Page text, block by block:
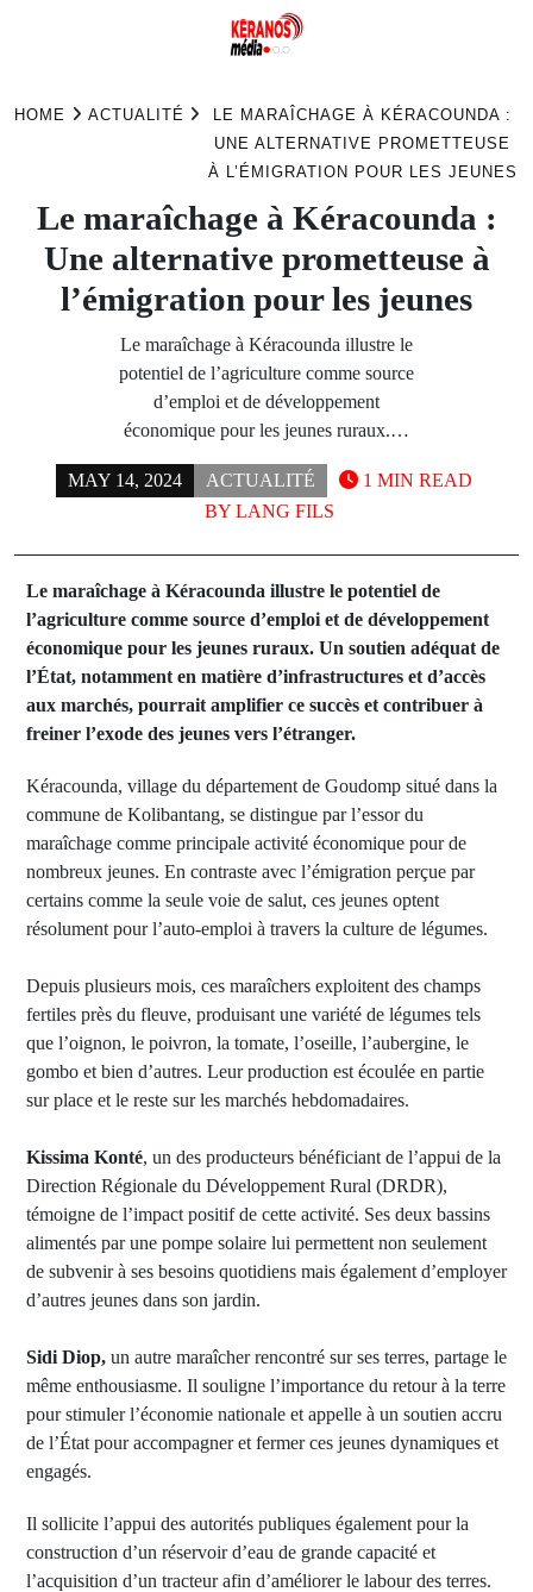
HOME ACTUALITÉ
LE MARAÎCHAGE À KÉRACOUNDA :
UNE ALTERNATIVE PROMETTEUSE
À L’ÉMIGRATION POUR LES JEUNES
Le maraîchage à Kéracounda :
Une alternative prometteuse à
l’émigration pour les jeunes
Le maraîchage à Kéracounda illustre le
potentiel de l’agriculture comme source
d’emploi et de développement
économique pour les jeunes ruraux.…
MAY 14, 2024
ACTUALITÉ
BY LANG FILS
1 MIN READ
Le maraîchage à Kéracounda illustre le potentiel de
l’agriculture comme source d’emploi et de développement
économique pour les jeunes ruraux. Un soutien adéquat de
l’État, notamment en matière d’infrastructures et d’accès
aux marchés, pourrait amplifier ce succès et contribuer à
freiner l’exode des jeunes vers l’étranger.
Kéracounda, village du département de Goudomp situé dans la
commune de Kolibantang, se distingue par l’essor du
maraîchage comme principale activité économique pour de
nombreux jeunes. En contraste avec l’émigration perçue par
certains comme la seule voie de salut, ces jeunes optent
résolument pour l’auto-emploi à travers la culture de légumes.
Depuis plusieurs mois, ces maraîchers exploitent des champs
fertiles près du fleuve, produisant une variété de légumes tels
que l’oignon, le poivron, la tomate, l’oseille, l’aubergine, le
gombo et bien d’autres. Leur production est écoulée en partie
sur place et le reste sur les marchés hebdomadaires.
Kissima Konté, un des producteurs bénéficiant de l’appui de la
Direction Régionale du Développement Rural (DRDR),
témoigne de l’impact positif de cette activité. Ses deux bassins
alimentés par une pompe solaire lui permettent non seulement
de subvenir à ses besoins quotidiens mais également d’employer
d’autres jeunes dans son jardin.
Sidi Diop, un autre maraîcher rencontré sur ses terres, partage le
même enthousiasme. Il souligne l’importance du retour à la terre
pour stimuler l’économie nationale et appelle à un soutien accru
de l’État pour accompagner et fermer ces jeunes dynamiques et
engagés.
Il sollicite l’appui des autorités publiques également pour la
construction d’un réservoir d’eau de grande capacité et
l’acquisition d’un tracteur afin d’améliorer le labour des terres.